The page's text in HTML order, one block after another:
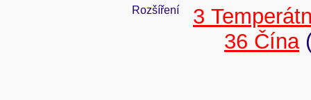
Rozšíření
3
36 Čína